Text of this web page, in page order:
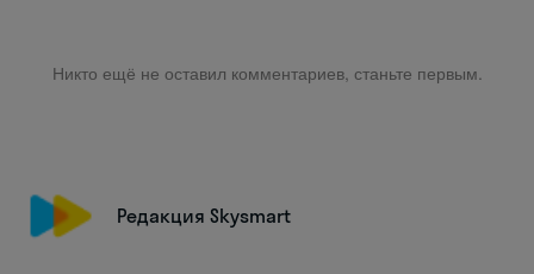
Никто ещё не оставил комментариев, станьте первым.
Редакция Skysmart